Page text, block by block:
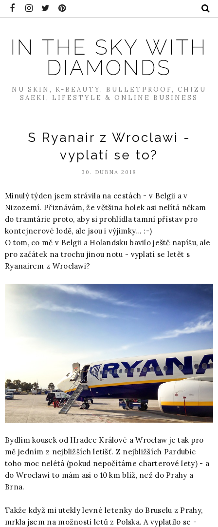
IN THE SKY WITH
DIAMONDS
NU SKIN, K-BEAUTY, BULLETPROOF, CHIZU
SAEKI, LIFESTYLE & ONLINE BUSINESS
S Ryanair z Wroclawi -
vyplatí se to?
30. DUBNA 2018
Minulý týden jsem strávila na cestách - v Belgii a v
Nizozemí. Přiznávám, že většina holek asi nelítá někam
do tramtárie proto, aby si prohlídla tamní přístav pro
kontejnerové lodě, ale jsou i výjimky... :-)
O tom, co mě v Belgii a Holandsku bavilo ještě napíšu, ale
pro začátek na trochu jinou notu - vyplatí se letět s
Ryanairem z Wroclawi?
Bydlím kousek od Hradce Králové a Wroclaw je tak pro
mě jedním z nejbližších letišť. Z nejbližších Pardubic
toho moc nelétá (pokud nepočítáme charterové lety) - a
do Wroclawi to mám asi o 10 km blíž, než do Prahy a
Brna.
Takže když mi utekly levné letenky do Bruselu z Prahy,
mrkla jsem na možnosti letů z Polska. A vyplatilo se -